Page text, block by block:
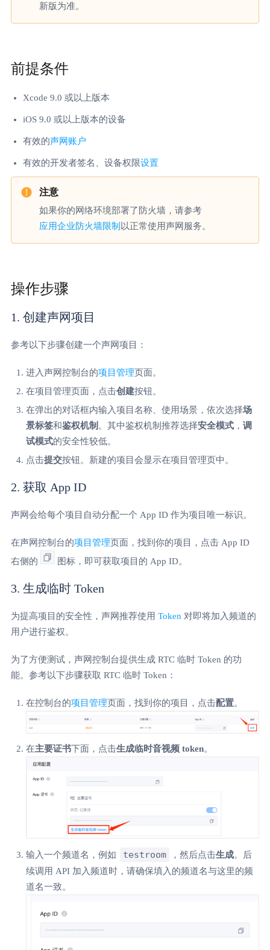
新版为准。
前提条件
Xcode 9.0 或以上版本
iOS 9.0 或以上版本的设备
有效的声网账户
有效的开发者签名、设备权限设置
如果你的网络环境部署了防火墙，请参考
应用企业防火墙限制 以正常使用声网服务。
操作步骤
1. 创建声网项目
参考以下步骤创建一个声网项目：
进入声网控制台的项目管理页面。
在项目管理页面，点击创建按钮。
在弹出的对话框内输入项目名称、使用场景，依次选择场
景标签和鉴权机制 。其中鉴权机制推荐选择安全模式， 调
试模式的安全性较低。
点击提交按钮。新建的项目会显示在项目管理页中。
2. 获取 App ID
声网会给每个项目自动分配一个 App ID 作为项目唯一标识。
在声网控制台的项目管理页面，找到你的项目，点击 App ID
右侧的
图标，即可获取项目的 App ID。
3. 生成临时 Token
为提高项目的安全性，声网推荐使用 Token 对即将加入频道的
用户进行鉴权。
为了方便测试，声网控制台提供生成 RTC 临时 Token 的功
能。参考以下步骤获取 RTC 临时 Token：
在控制台的项目管理页面，找到你的项目，点击配置。
在主要证书下面，点击生成临时音视频 token。
输入一个频道名，例如 testroom ，然后点击生成。后
续调用 API 加入频道时，请确保填入的频道名与这里的频
道名一致。